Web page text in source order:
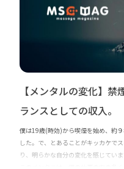
【メンタルの変化】
ランスとしての収入。
僕は19歳(時効)から喫煙を始め、約
した。で、とあることがキッカケで
り、明らかな自分の変化を感じてい